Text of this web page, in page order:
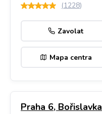
(1228)
Zavolat
Mapa centra
Praha 6, Bořislavka